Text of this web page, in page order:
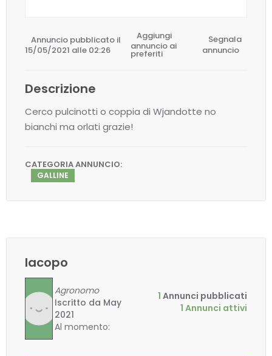
Annuncio pubblicato il
15/05/2021 alle 02:26
Aggiungi
annuncio ai
preferiti
Segnala
annuncio
Descrizione
Cerco pulcinotti o coppia di Wjandotte no
bianchi ma orlati grazie!
CATEGORIA ANNUNCIO:
GALLINE
Iacopo
Agronomo
Iscritto da May
2021
Al momento:
1 Annunci pubblicati
1 Annunci attivi